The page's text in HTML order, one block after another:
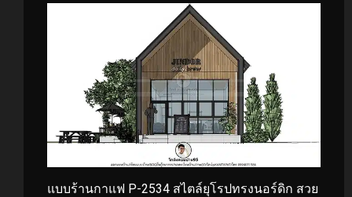
แบบร้านกาแฟ P-2534 สไตล์ยุโรปทรงนอร์ดิก สวย